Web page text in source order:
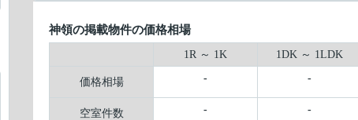
神領の掲載物件の価格相場
1R ～ 1K 1DK ～ 1LDK
価格相場 - -
空室件数 - -